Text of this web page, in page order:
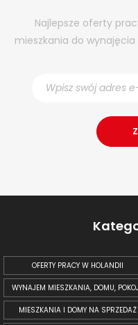
Najlepsze oferty
mieszkania do
OFERTY PRACY W HOLANDII
WYNAJEM MIESZKANIA, DOMU,
MIESZKANIA I DOMY NA SPRZEDAŻ